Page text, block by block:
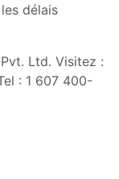
délais
Ltd. Visitez :
: 1 607 400-